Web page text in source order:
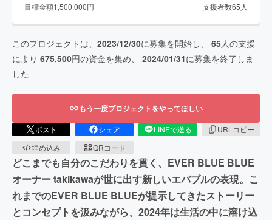
目標金額1,500,000円 支援者数65 人
このプロジェクトは、 2023/12/30に募集を開始し、 65人の支援
により 675,500円の資金を集め、 2024/01/31に募集を終了しま
した
もう一度プロジェクトをやってほしい
ポスト シェア LINEで送る
URLコピー
埋め込み
QRコード
どこまでも自分のこだわりを貫く、EVER BLUE BLUE
オーナー takikawaが世に出す新しいエバブルの表現。こ
れまでのEVER BLUE BLUEが提示してきたストーリー
とコンセプトを汲みながら、2024年は生活の中に溶け込